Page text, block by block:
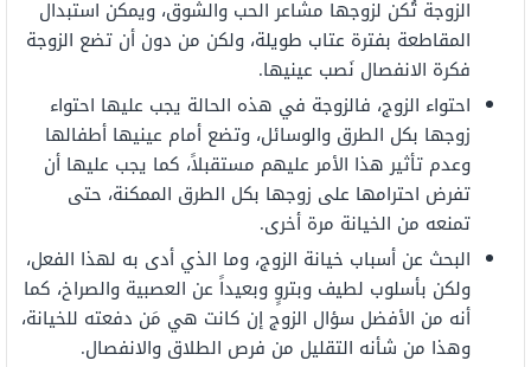
الزوجة تُكن لزوجها مشاعر الحب والشوق، ويمكن استبدال
المقاطعة بفترة عتاب طويلة، ولكن من دون أن تضع الزوجة
فكرة الانفصال نَصب عينيها.
احتواء الزوج، فالزوجة في هذه الحالة يجب عليها احتواء
زوجها بكل الطرق والوسائل، وتضع أمام عينيها أطفالها
وعدم تأثير هذا الأمر عليهم مستقبلاً، كما يجب عليها أن
تفرض احترامها على زوجها بكل الطرق الممكنة، حتى
تمنعه من الخيانة مرة أخرى.
البحث عن أسباب خيانة الزوج، وما الذي أدى به لهذا الفعل،
ولكن بأسلوب لطيف وبتروٍ وبعيداً عن العصبية والصراخ، كما
أنه من الأفضل سؤال الزوج إن كانت هي مَن دفعته للخيانة،
وهذا من شأنه التقليل من فرص الطلاق والانفصال.